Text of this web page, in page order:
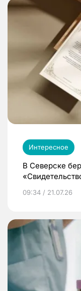
Интересное
В Северске
09:34 / 21.07.26